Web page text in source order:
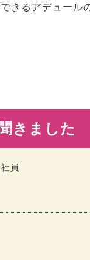
きるアデュール
きました
員